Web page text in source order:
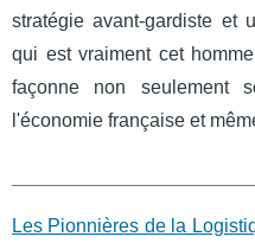
stratégie avant-gardiste et
qui est vraiment cet
façonne non seulement
l'économie française et
Les Pionnières de la